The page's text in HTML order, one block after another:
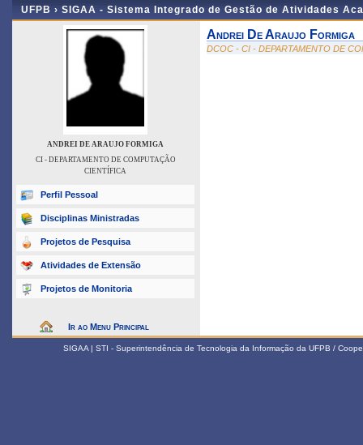
UFPB › SIGAA - Sistema Integrado de Gestão de Atividades
ANDREI DE ARAUJO FORMIGA
CI - DEPARTAMENTO DE COMPUTAÇÃO
CIENTÍFICA
Perfil Pessoal
Disciplinas Ministradas
Projetos de Pesquisa
Atividades de Extensão
Projetos de Monitoria
Ir ao Menu Principal
Andrei De Araujo Formiga
DCOC - CI - DEPARTAMENTO DE
SIGAA | STI - Superintendência de Tecnologia da Informação da UFPB /